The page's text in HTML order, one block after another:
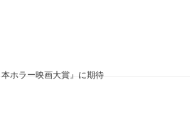
ホラー映画大賞』に期待